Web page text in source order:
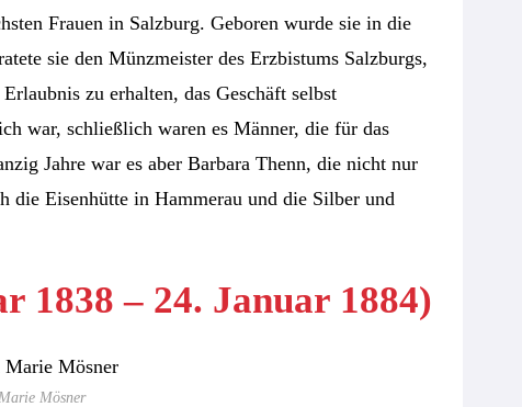
Frauen in Salzburg. Geboren wurde sie in die
sie den Münzmeister des Erzbistums Salzburgs,
zu erhalten, das Geschäft selbst
war, schließlich waren es Männer, die für das
Jahre war es aber Barbara Thenn, die nicht nur
die Eisenhütte in Hammerau und die Silber und
1838 – 24. Januar 1884)
Mösner